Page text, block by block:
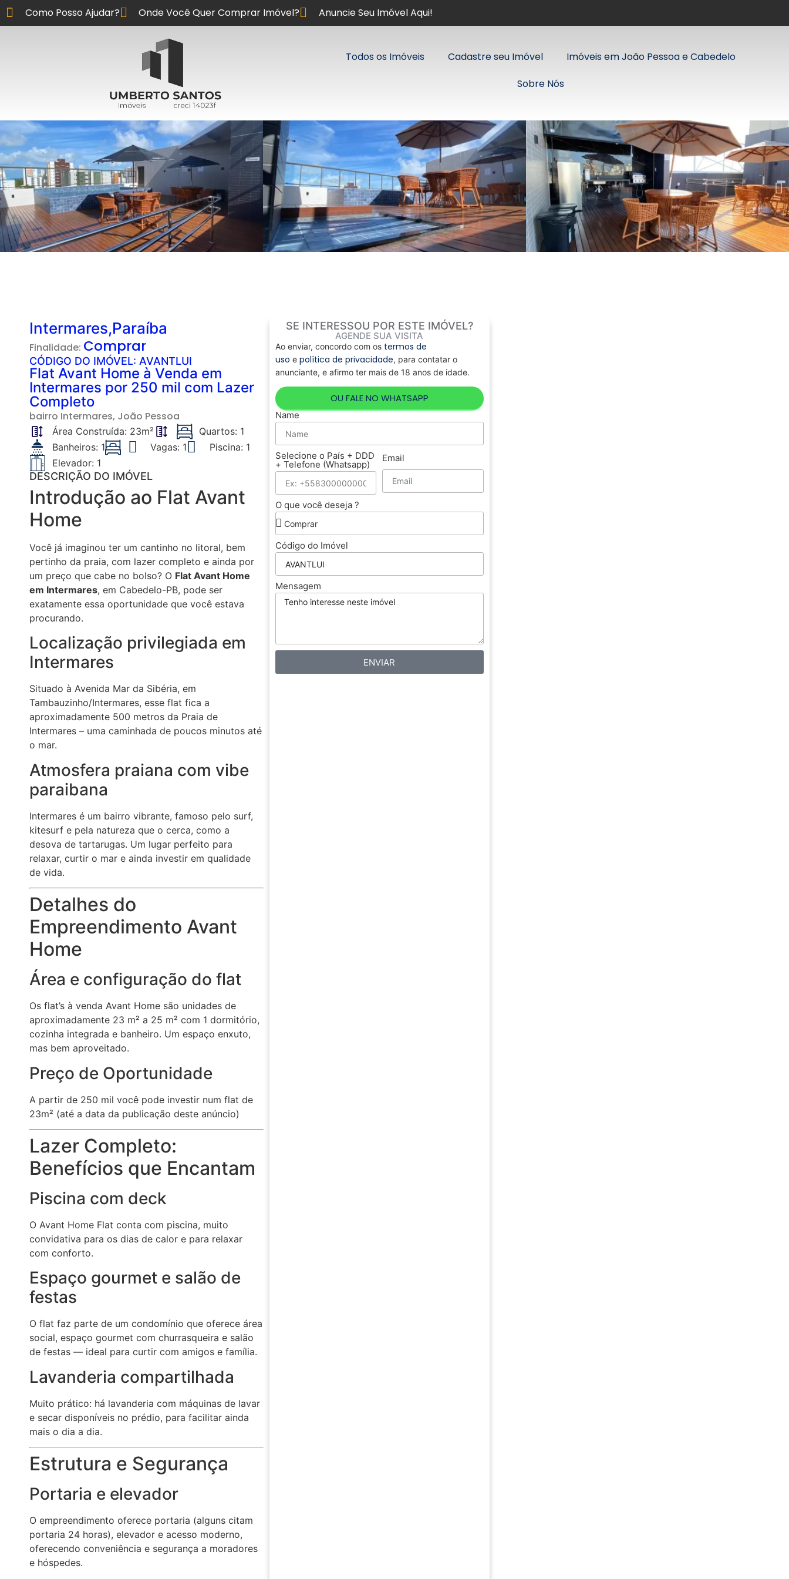
Anuncie Seu Imóvel Aqui!
Como Posso Ajudar? Onde Você Quer Comprar Imóvel?
Todos os Imóveis Cadastre seu Imóvel
Imóveis em João Pessoa e Cabedelo
Sobre Nós
Intermares,Paraíba
Finalidade: Comprar
CÓDIGO DO IMÓVEL: AVANTLUI
Flat Avant Home à Venda em
Intermares por 250 mil com Lazer
Completo
bairro Intermares, João Pessoa
Área Construída: 23m²
Quartos: 1
Banheiros: 1
Vagas: 1
Piscina: 1
Elevador: 1
DESCRIÇÃO DO IMÓVEL
Introdução ao Flat Avant
Home
Você já imaginou ter um cantinho no litoral, bem
pertinho da praia, com lazer completo e ainda por
um preço que cabe no bolso? O Flat Avant Home
em Intermares, em Cabedelo-PB, pode ser
exatamente essa oportunidade que você estava
procurando.
Localização privilegiada em
Intermares
Situado à Avenida Mar da Sibéria, em
Tambauzinho/Intermares, esse flat fica a
aproximadamente 500 metros da Praia de
Intermares – uma caminhada de poucos minutos até
o mar.
Atmosfera praiana com vibe
paraibana
Intermares é um bairro vibrante, famoso pelo surf,
kitesurf e pela natureza que o cerca, como a
desova de tartarugas. Um lugar perfeito para
relaxar, curtir o mar e ainda investir em qualidade
de vida.
Detalhes do
Empreendimento Avant
Home
Área e configuração do flat
Os flat’s à venda Avant Home são unidades de
aproximadamente 23 m² a 25 m² com 1 dormitório,
cozinha integrada e banheiro. Um espaço enxuto,
mas bem aproveitado.
Preço de Oportunidade
A partir de 250 mil você pode investir num flat de
23m² (até a data da publicação deste anúncio)
Lazer Completo:
Benefícios que Encantam
Piscina com deck
O Avant Home Flat conta com piscina, muito
convidativa para os dias de calor e para relaxar
com conforto.
Espaço gourmet e salão de
festas
O flat faz parte de um condomínio que oferece área
social, espaço gourmet com churrasqueira e salão
de festas — ideal para curtir com amigos e família.
Lavanderia compartilhada
Muito prático: há lavanderia com máquinas de lavar
e secar disponíveis no prédio, para facilitar ainda
mais o dia a dia.
Estrutura e Segurança
Portaria e elevador
O empreendimento oferece portaria (alguns citam
portaria 24 horas), elevador e acesso moderno,
oferecendo conveniência e segurança a moradores
e hóspedes.
SE INTERESSOU POR ESTE IMÓVEL?
AGENDE SUA VISITA
Ao enviar, concordo com os termos de
uso epolítica de privacidade, para contatar o
anunciante, e afirmo ter mais de 18 anos de idade.
OU FALE NO WHATSAPP
Name
Selecione o País + DDD
+ Telefone (Whatsapp)
Email
O que você deseja ?
Código do Imóvel
Mensagem
ENVIAR